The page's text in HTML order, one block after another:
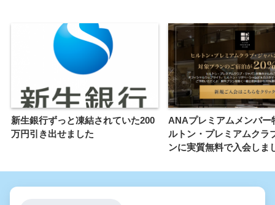
新生銀行ずっと凍結されていた200
万円引き出せました
ANAプレミアムメンバー
ルトン・プレミアムクラ
ンに実質無料で入会しま